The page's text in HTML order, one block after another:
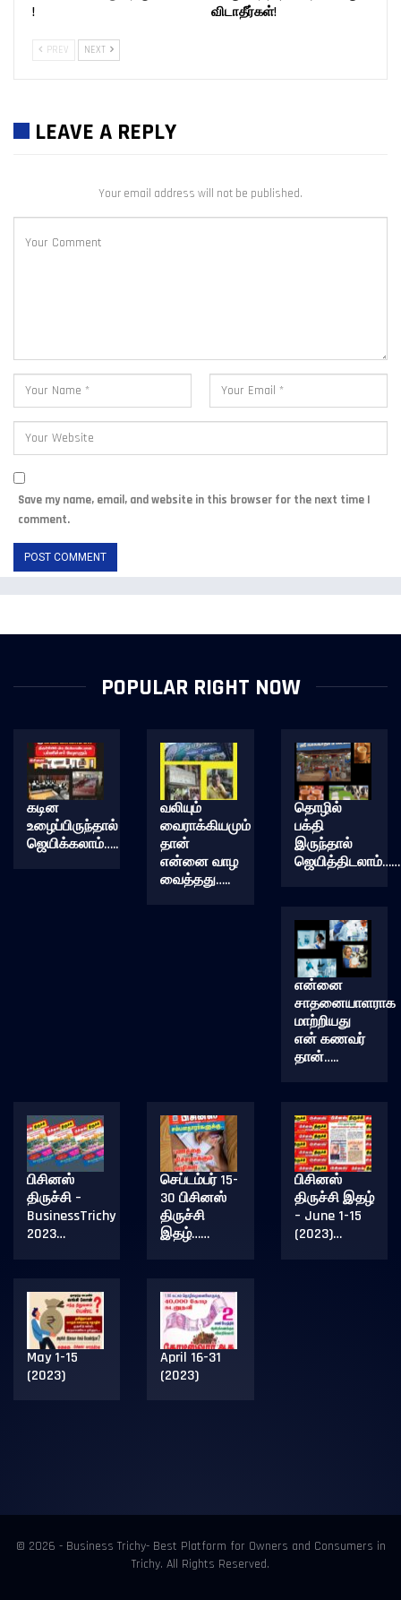
!
விடாதீர்கள்!
PREV NEXT
LEAVE A REPLY
Your email address will not be published.
Save my name, email, and website in this browser for the next time I
comment.
POPULAR RIGHT NOW
கடின
உழைப்பிருந்தால்
ஜெயிக்கலாம்…..
வலியும்
வைராக்கியமும்
தான்
என்னை வாழ
வைத்தது…..
தொழில்
பக்தி
இருந்தால்
என்னை
சாதனையாளராக
மாற்றியது
என் கணவர்
தான்…..
பிசினஸ்
திருச்சி –
BusinessTrichy
2023…
செப்டம்பர் 15-
30 பிசினஸ்
திருச்சி
இதழ்……
பிசினஸ்
திருச்சி இதழ்
– June 1-15
(2023)…
May 1-15
(2023)
April 16-31
(2023)
© 2026 - Business Trichy- Best Platform for Owners and Consumers in
Trichy. All Rights Reserved.